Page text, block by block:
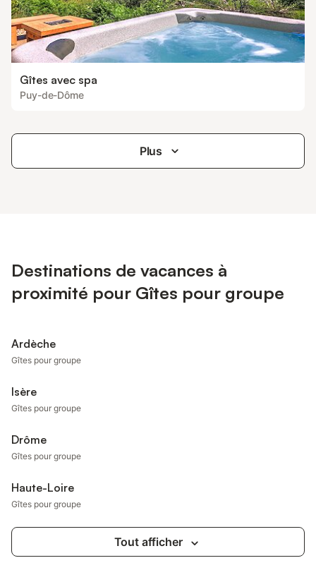
Gîtes avec spa
Puy-de-Dôme
Plus
Destinations de vacances à
proximité pour Gîtes pour groupe
Ardèche
Gîtes pour groupe
Isère
Gîtes pour groupe
Drôme
Gîtes pour groupe
Haute-Loire
Gîtes pour groupe
Tout afficher